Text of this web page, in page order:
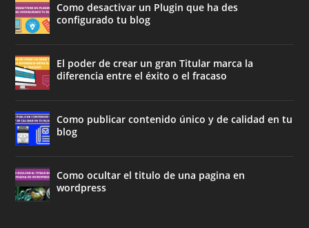
Como desactivar un Plugin que ha des
configurado tu blog
El poder de crear un gran Titular marca la
diferencia entre el éxito o el fracaso
Como publicar contenido único y de calidad en tu
blog
Como ocultar el titulo de una pagina en
wordpress